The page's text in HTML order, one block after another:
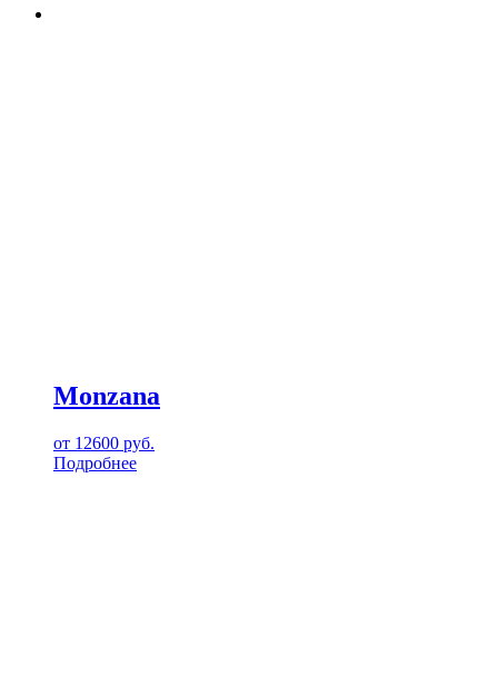
Monzana
от 12600 руб.
Подробнее